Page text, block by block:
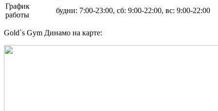
График
работы
будни: 7:00-23:00, сб: 9:00-22:00, вс: 9:00-22:00
Gold`s Gym Динамо на карте: